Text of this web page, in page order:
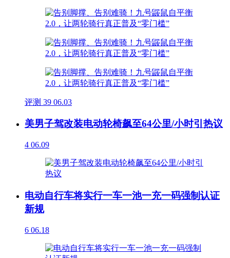
评测 39 06.03
美男子驾改装电动轮椅飙至64公里/小时引热议
4 06.09
电动自行车将实行一车一池一充一码强制认证
新规
6 06.18